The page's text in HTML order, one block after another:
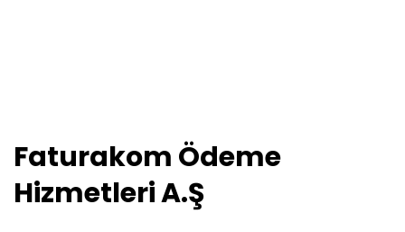
Faturakom Ödeme
Hizmetleri A.Ş